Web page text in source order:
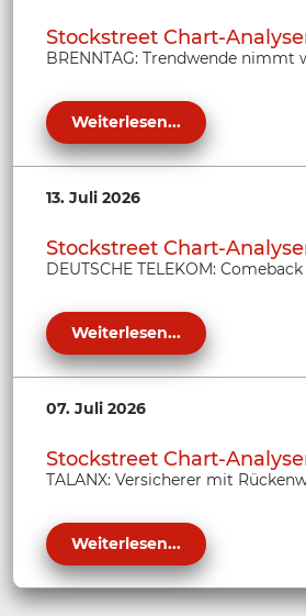
Stockstreet Chart-
BRENNTAG: Trendwende nimmt
Weiterlesen...
13. Juli 2026
Stockstreet Chart-
DEUTSCHE TELEKOM:
Weiterlesen...
07. Juli 2026
Stockstreet Chart-
TALANX: Versicherer mit
Weiterlesen...